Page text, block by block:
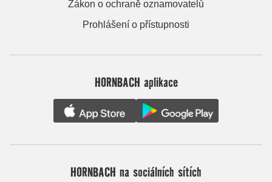
Zákon o ochraně oznamovatelů
Prohlášení o přístupnosti
HORNBACH aplikace
HORNBACH na sociálních sítích